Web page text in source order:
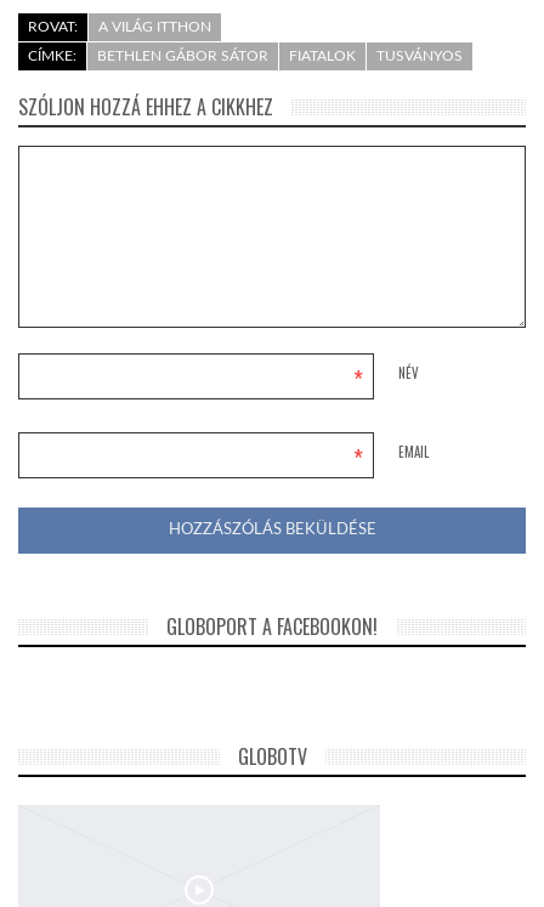
ROVAT:
A VILÁG ITTHON
CÍMKE:
BETHLEN GÁBOR SÁTOR FIATALOK TUSVÁNYOS
SZÓLJON HOZZÁ EHHEZ A CIKKHEZ
NÉV
*
EMAIL
*
GLOBOPORT A FACEBOOKON!
GLOBOTV